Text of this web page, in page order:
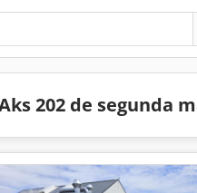
202 de segunda